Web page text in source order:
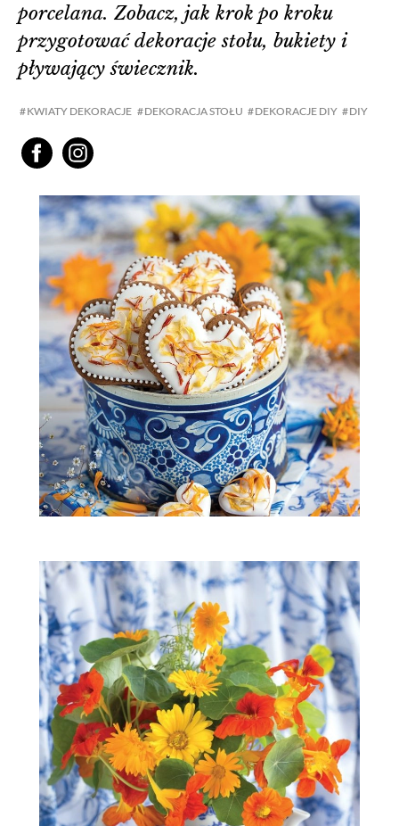
KWIATY DEKORACJE DEKORACJA STOŁU DEKORACJE DIY DIY
porcelana. Zobacz, jak krok po kroku
przygotować dekoracje stołu, bukiety i
pływający świecznik.